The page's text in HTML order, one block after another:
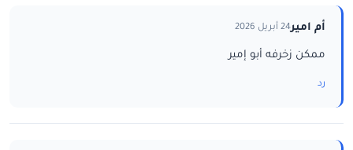
أم امير24 أبريل 2026
ممكن زخرفه أبو إمير
رد